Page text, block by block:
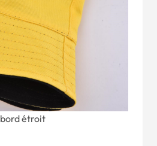
bord étroit